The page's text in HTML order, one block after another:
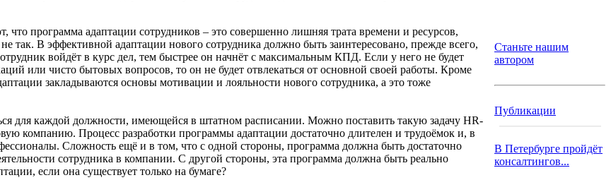
что программа адаптации сотрудников – это совершенно лишняя трата времени и ресурсов,
так. В эффективной адаптации нового сотрудника должно быть заинтересовано, прежде всего,
войдёт в курс дел, тем быстрее он начнёт с максимальным КПД. Если у него не будет
или чисто бытовых вопросов, то он не будет отвлекаться от основной своей работы. Кроме
закладываются основы мотивации и лояльности нового сотрудника, а это тоже
для каждой должности, имеющейся в штатном расписании. Можно поставить такую задачу HR-
компанию. Процесс разработки программы адаптации достаточно длителен и трудоёмок и, в
Сложность ещё и в том, что с одной стороны, программа должна быть достаточно
сотрудника в компании. С другой стороны, эта программа должна быть реально
если она существует только на бумаге?
Станьте нашим
автором
Публикации
В Петербурге пройдёт
консалтингов...